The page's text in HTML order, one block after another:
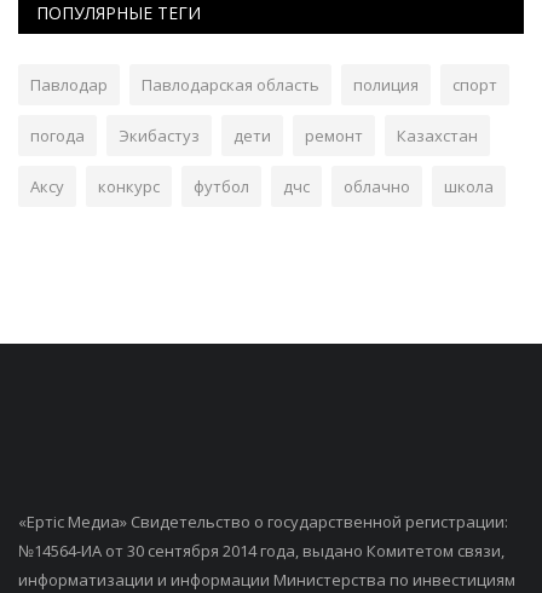
ПОПУЛЯРНЫЕ ТЕГИ
Павлодар Павлодарская область полиция спорт
погода Экибастуз дети ремонт Казахстан
Аксу конкурс футбол дчс облачно школа
«Ертiс Медиа» Свидетельство о государственной регистрации:
№14564-ИА от 30 сентября 2014 года, выдано Комитетом связи,
информатизации и информации Министерства по инвестициям